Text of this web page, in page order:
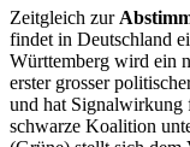
Zeitgleich zur
findet in Deutschland
Württemberg wird ein
erster grosser
und hat Signalwirkung
schwarze Koalition